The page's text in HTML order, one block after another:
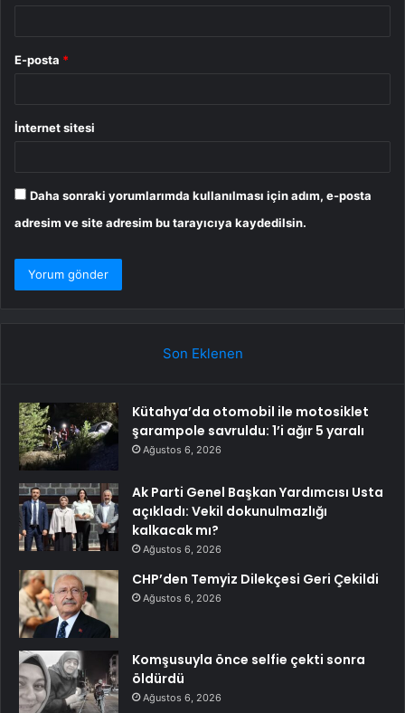
E-posta *
İnternet sitesi
Daha sonraki yorumlarımda kullanılması için adım, e-posta
adresim ve site adresim bu tarayıcıya kaydedilsin.
Son Eklenen
Kütahya’da otomobil ile motosiklet
şarampole savruldu: 1’i ağır 5 yaralı
Ağustos 6, 2026
Ak Parti Genel Başkan Yardımcısı Usta
açıkladı: Vekil dokunulmazlığı
kalkacak mı?
Ağustos 6, 2026
CHP’den Temyiz Dilekçesi Geri Çekildi
Ağustos 6, 2026
Komşusuyla önce selfie çekti sonra
öldürdü
Ağustos 6, 2026